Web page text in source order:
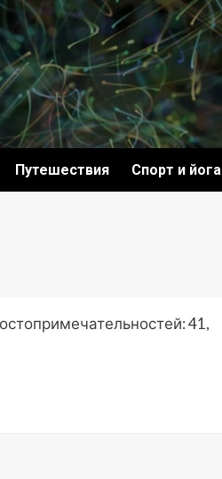
Путешествия Спорт и йога
41,